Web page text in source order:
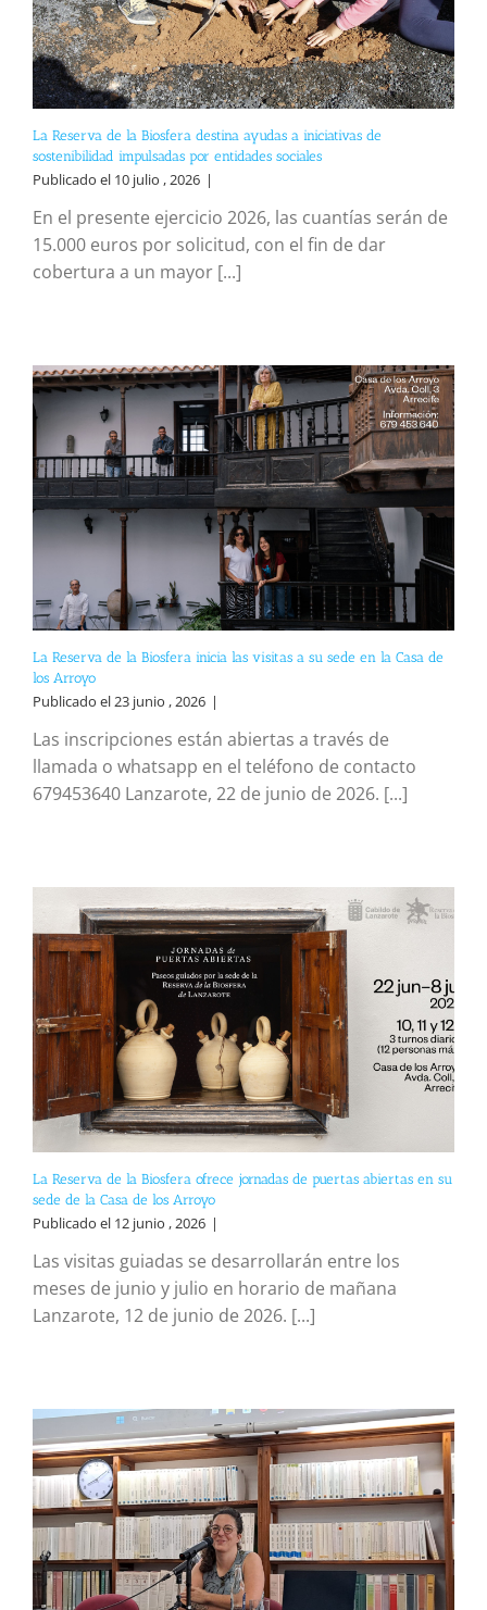
La Reserva de la Biosfera destina ayudas a iniciativas de
sostenibilidad impulsadas por entidades sociales
Publicado el 10 julio , 2026 |
En el presente ejercicio 2026, las cuantías serán de
15.000 euros por solicitud, con el fin de dar
cobertura a un mayor [...]
La Reserva de la Biosfera inicia las visitas a su sede en la Casa de
los Arroyo
Publicado el 23 junio , 2026 |
Las inscripciones están abiertas a través de
llamada o whatsapp en el teléfono de contacto
679453640 Lanzarote, 22 de junio de 2026. [...]
La Reserva de la Biosfera ofrece jornadas de puertas abiertas en su
sede de la Casa de los Arroyo
Publicado el 12 junio , 2026 |
Las visitas guiadas se desarrollarán entre los
meses de junio y julio en horario de mañana
Lanzarote, 12 de junio de 2026. [...]